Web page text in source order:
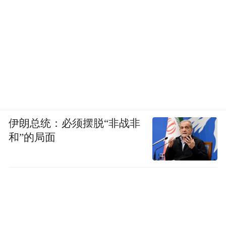
伊朗总统：必须摆脱“非战非
和”的局面